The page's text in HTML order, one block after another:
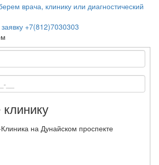
врача, клинику или диагностический
+7(812)7030303
на Дунайском проспекте